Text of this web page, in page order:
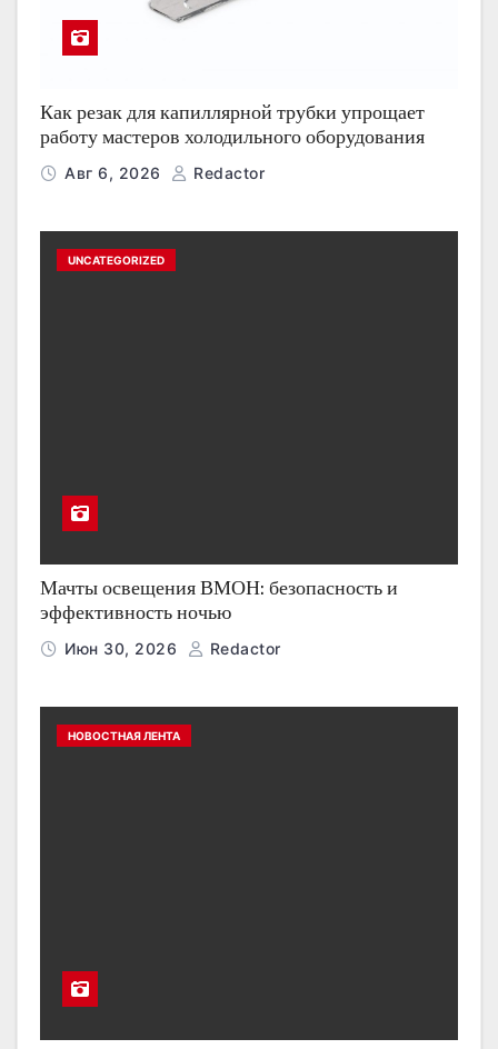
Как резак для капиллярной трубки упрощает
работу мастеров холодильного оборудования
Авг 6, 2026 Redactor
UNCATEGORIZED
Мачты освещения ВМОН: безопасность и
эффективность ночью
Июн 30, 2026 Redactor
НОВОСТНАЯ ЛЕНТА